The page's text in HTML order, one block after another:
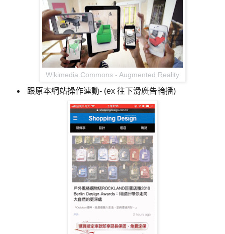
Wikimedia Commons - Augmented Reality
跟原本網站操作連動- (ex 往下滑廣告輪播)